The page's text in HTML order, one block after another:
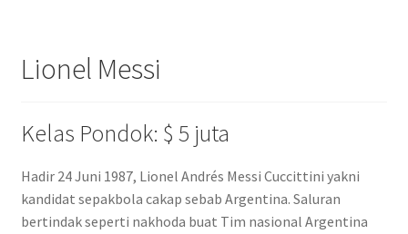
Lionel Messi
Kelas Pondok: $ 5 juta
Hadir 24 Juni 1987, Lionel Andrés Messi Cuccittini yakni
kandidat sepakbola cakap sebab Argentina. Saluran
bertindak seperti nakhoda buat Tim nasional Argentina